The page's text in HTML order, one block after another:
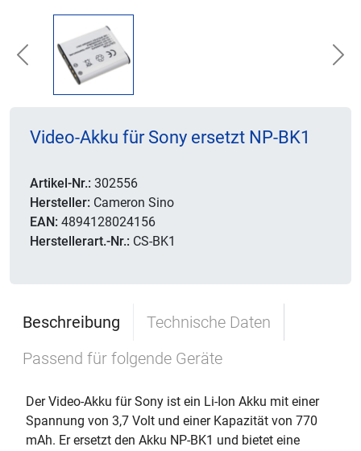
Previous
Video-Akku für Sony ersetzt NP-BK1
Artikel-Nr.: 302556
Hersteller: Cameron Sino
EAN: 4894128024156
Herstellerart.-Nr.: CS-BK1
Beschreibung
Technische Daten
Passend für folgende Geräte
Der Video-Akku für Sony ist ein Li-Ion Akku mit einer
Spannung von 3,7 Volt und einer Kapazität von 770
mAh. Er ersetzt den Akku NP-BK1 und bietet eine